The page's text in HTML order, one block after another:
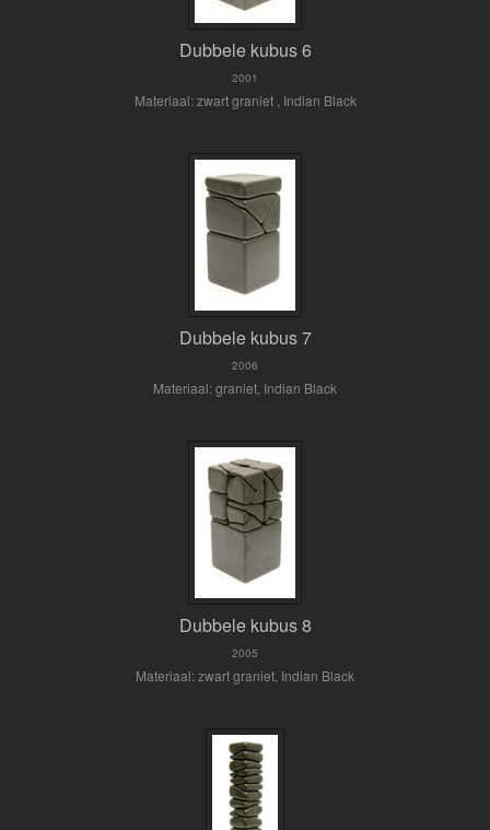
Dubbele kubus 6
2001
Materiaal: zwart graniet , Indian Black
Dubbele kubus 7
2006
Materiaal: graniet, Indian Black
Dubbele kubus 8
2005
Materiaal: zwart graniet, Indian Black